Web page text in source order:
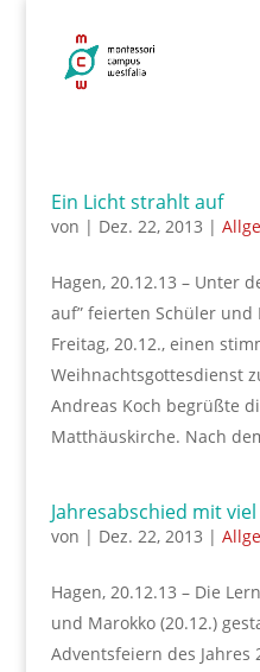
Ein Licht strahlt auf
von | Dez. 22, 2013 |
Hagen, 20.12.13 – Unter
auf” feierten Schüler und
Freitag, 20.12., einen
Weihnachtsgottesdienst
Andreas Koch begrüßte
Matthäuskirche. Nach
Jahresabschied mit
von | Dez. 22, 2013 |
Hagen, 20.12.13 – Die
und Marokko (20.12.)
Adventsfeiern des Jahres